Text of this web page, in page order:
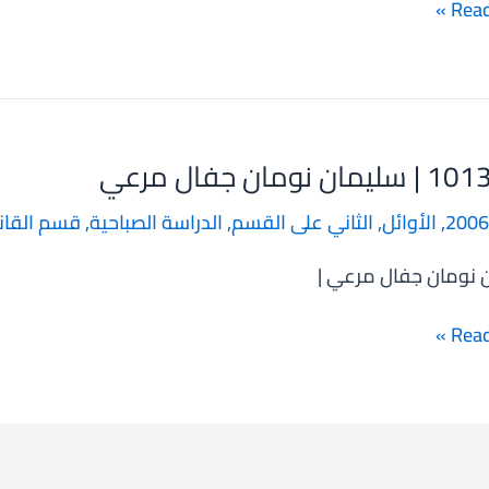
جفال مرعي
,الأوائل,الثاني على القسم,الدراسة الصباحية,قسم
نومان جفال مرعي |